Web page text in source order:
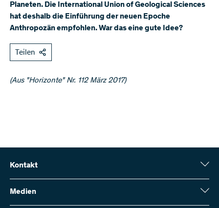
Planeten. Die International Union of Geological Sciences
hat deshalb die Einführung der neuen Epoche
Anthropozän empfohlen. War das eine gute Idee?
Teilen
(Aus "Horizonte" Nr. 112 März 2017)
Kontakt
Schweizerischer Nationalfonds (SNF)
Wildhainweg 3
Medien